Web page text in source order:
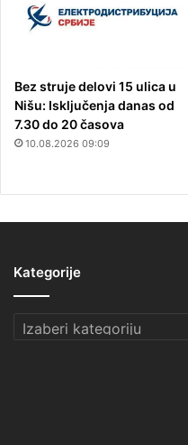
Bez struje delovi 15 ulica u
Nišu: Isključenja danas od
7.30 do 20 časova
10.08.2026 09:09
Kategorije
Kategorije